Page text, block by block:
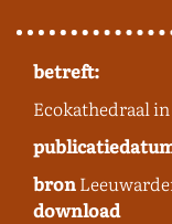
betreft:
Ecokathedraal
bron
download